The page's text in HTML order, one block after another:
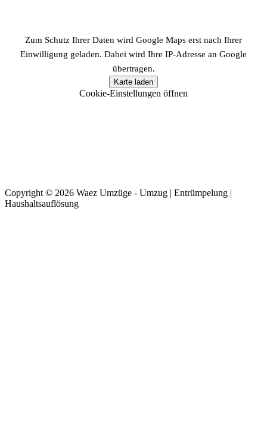
Zum Schutz Ihrer Daten wird Google Maps erst nach Ihrer
Einwilligung geladen. Dabei wird Ihre IP-Adresse an Google
übertragen.
Karte laden
Cookie-Einstellungen öffnen
Copyright © 2026 Waez Umzüge - Umzug | Entrümpelung |
Haushaltsauflösung